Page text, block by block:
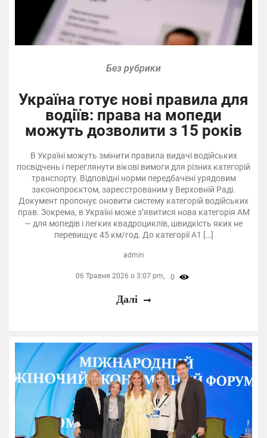
Без рубрики
Україна готує нові правила для
водіїв: права на мопеди
можуть дозволити з 15 років
В Україні можуть змінити правила видачі водійських
посвідчень і переглянути вікові вимоги для різних категорій
транспорту. Відповідні норми передбачені урядовим
законопроєктом, зареєстрованим у Верховній Раді.
Документ пропонує оновити систему категорій водійських
прав. Зокрема, в Україні може з’явитися нова категорія АМ
— для мопедів і легких квадроциклів, швидкість яких не
перевищує 45 км/год. До категорії A1 […]
admin
06 Травня 2026 о 3:07 pm, 0
Далі